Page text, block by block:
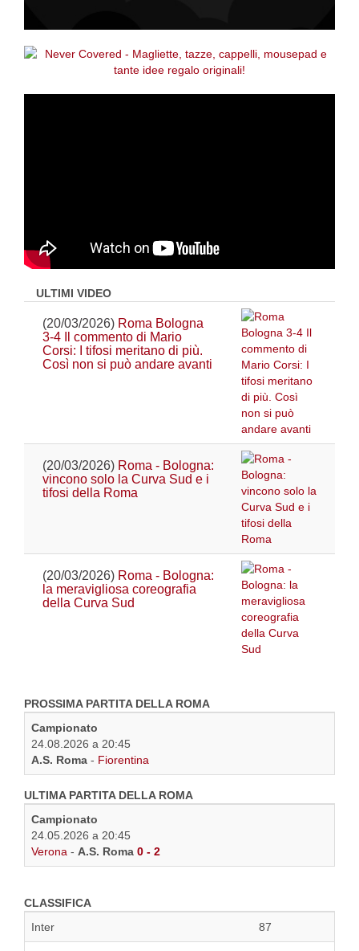
ULTIMI VIDEO
(20/03/2026) Roma Bologna
3-4 Il commento di Mario
Corsi: I tifosi meritano di più.
Così non si può andare avanti
(20/03/2026) Roma - Bologna:
vincono solo la Curva Sud e i
tifosi della Roma
(20/03/2026) Roma - Bologna:
la meravigliosa coreografia
della Curva Sud
PROSSIMA PARTITA DELLA ROMA
Campionato
24.08.2026 a 20:45
A.S. Roma - Fiorentina
ULTIMA PARTITA DELLA ROMA
Campionato
24.05.2026 a 20:45
Verona - A.S. Roma 0 - 2
CLASSIFICA
Inter
87